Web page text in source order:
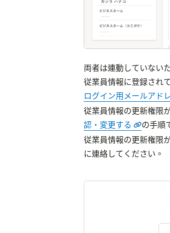
両者は連動していない
ログイン用メールアド
従業員情報の更新権限
認・変更する
の手順
従業員情報の更新権限
に連絡してください。